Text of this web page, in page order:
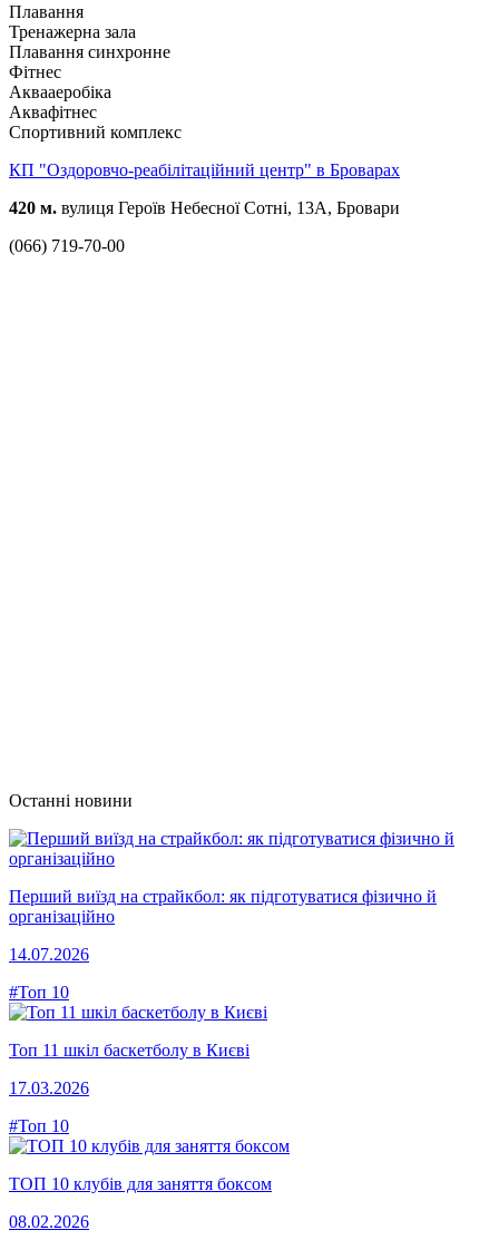
Плавання
Тренажерна зала
Плавання синхронне
Фітнес
Аквааеробіка
Аквафітнес
Спортивний комплекс
КП "Оздоровчо-реабілітаційний центр" в Броварах
420 м. вулиця Героїв Небесної Сотні, 13А, Бровари
(066) 719-70-00
Останні новини
Перший виїзд на страйкбол: як підготуватися фізично й
організаційно
14.07.2026
#Топ 10
Топ 11 шкіл баскетболу в Києві
17.03.2026
#Топ 10
ТОП 10 клубів для заняття боксом
08.02.2026